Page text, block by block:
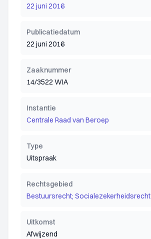
22 juni 2016
Publicatiedatum
22 juni 2016
Zaaknummer
14/3522 WIA
Instantie
Centrale Raad van Beroep
Type
Uitspraak
Rechtsgebied
Bestuursrecht; Socialezekerheidsrecht
Uitkomst
Afwijzend